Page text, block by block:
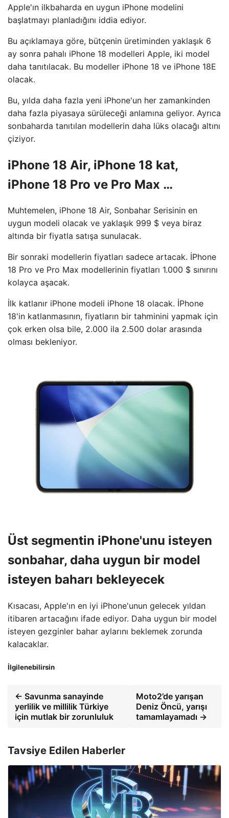
Apple'ın ilkbaharda en uygun iPhone modelini
başlatmayı planladığını iddia ediyor.
Bu açıklamaya göre, bütçenin üretiminden yaklaşık 6
ay sonra pahalı iPhone 18 modelleri Apple, iki model
daha tanıtılacak. Bu modeller iPhone 18 ve iPhone 18E
olacak.
Bu, yılda daha fazla yeni iPhone'un her zamankinden
daha fazla piyasaya sürüleceği anlamına geliyor. Ayrıca
sonbaharda tanıtılan modellerin daha lüks olacağı altını
çiziyor.
iPhone 18 Air, iPhone 18 kat,
iPhone 18 Pro ve Pro Max …
Muhtemelen, iPhone 18 Air, Sonbahar Serisinin en
uygun modeli olacak ve yaklaşık 999 $ veya biraz
altında bir fiyatla satışa sunulacak.
Bir sonraki modellerin fiyatları sadece artacak. İPhone
18 Pro ve Pro Max modellerinin fiyatları 1.000 $ sınırını
kolayca aşacak.
İlk katlanır iPhone modeli iPhone 18 olacak. İPhone
18'in katlanmasının, fiyatların bir tahminini yapmak için
çok erken olsa bile, 2.000 ila 2.500 dolar arasında
olması bekleniyor.
Üst segmentin iPhone'unu isteyen
sonbahar, daha uygun bir model
isteyen baharı bekleyecek
Kısacası, Apple'ın en iyi iPhone'unun gelecek yıldan
itibaren artacağını ifade ediyor. Daha uygun bir model
isteyen gezginler bahar aylarını beklemek zorunda
kalacaklar.
İlgilenebilirsin
← Savunma sanayinde
yerlilik ve millilik Türkiye
için mutlak bir zorunluluk
Moto2’de yarışan
Deniz Öncü, yarışı
tamamlayamadı →
Tavsiye Edilen Haberler